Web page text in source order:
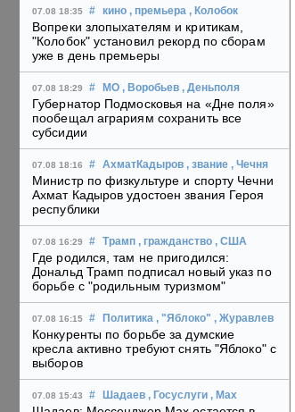
07.08 18:35 # кино , премьера , Колобок
Вопреки злопыхателям и критикам,
"Колобок" установил рекорд по сборам
уже в день премьеры
07.08 18:29 # МО , Воробьев , Деньполя
Губернатор Подмосковья на «Дне поля»
пообещал аграриям сохранить все
субсидии
07.08 18:16 # АхматКадыров , звание , Чечня
Министр по физкультуре и спорту Чечни
Ахмат Кадыров удостоен звания Героя
республики
07.08 16:29 # Трамп , гражданство , США
Где родился, там не пригодился:
Дональд Трамп подписал новый указ по
борьбе с "родильным туризмом"
07.08 16:15 # Политика , "Яблоко" , Журавлев
Конкуренты по борьбе за думские
кресла активно требуют снять "Яблоко" с
выборов
07.08 15:43 # Шадаев , Госуслуги , Max